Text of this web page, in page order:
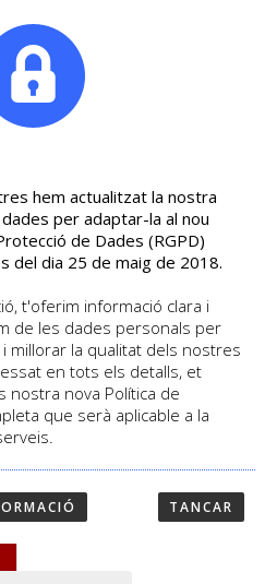
LES
10/2013
| Sense places disponibles
DE LES RELIGIONS
hem actualitzat la nostra
per adaptar-la al nou
de Dades (RGPD)
del dia 25 de maig de 2018.
t'oferim informació clara i
de les dades personals per
millorar la qualitat dels nostres
en tots els detalls, et
nostra nova Política de
que serà aplicable a la
TANCAR